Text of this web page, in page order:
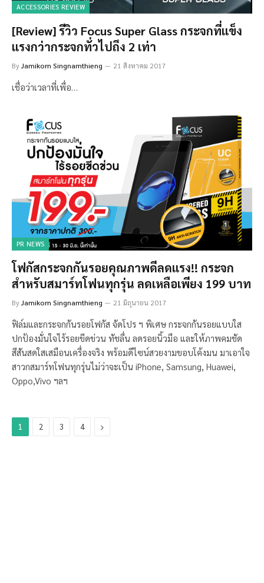
ACCESSORIES REVIEW
[Review] รีวิว Focus Super Glass กระจกที่แข็ง
แรงกว่ากระจกทั่วไปถึง 2 เท่า
ByJamikorn Singnamthieng 21 สิงหาคม 2017
เชื่อว่าเวลาที่เพื่อ…
PR NEWS
โฟกัสกระจกกันรอยคุณภาพดีลดแรง!! กระจก
สำหรับสมาร์ทโฟนทุกรุ่น ลดเหลือเพียง 199 บาท
ByJamikorn Singnamthieng 21 มิถุนายน 2017
ฟิล์มและกระจกกันรอยโฟกัส จัดโปร ฯ พิเศษ กระจกกันรอยแบบใส
ปกป้องมั่นใจไร้รอยขีดข่วน ทัชลื่น ลดรอยนิ้วมือ และให้ภาพคมชัด
สีสันสดใสเสมือนเครื่องจริง พร้อมดีไซน์สวยงามขอบโค้งมน มาเอาใจ
สาวกสมาร์ทโฟนทุกรุ่นไม่ว่าจะเป็น iPhone, Samsung, Huawei,
Oppo,Vivo ฯลฯ
1 2 3 4 Next